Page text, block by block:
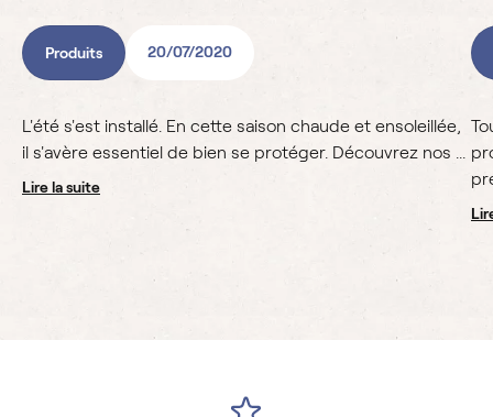
Produits 20/07/2020
L'été s'est installé. En cette saison chaude et ensoleillée,
il s'avère essentiel de bien se protéger. Découvrez nos ...
lire la suite